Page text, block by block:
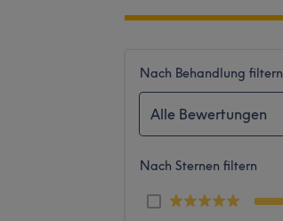
Nach Behandlung filtern
Alle Bewertungen
Nach Sternen filtern